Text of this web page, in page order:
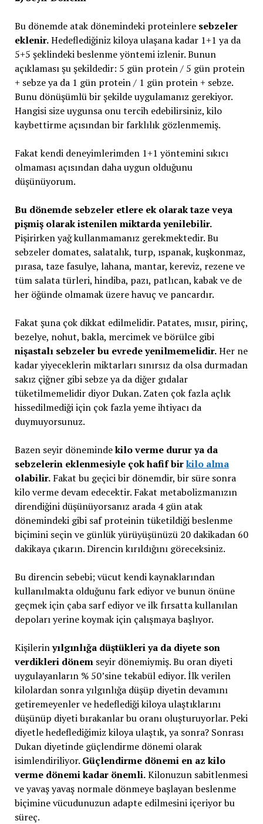
Bu dönemde atak dönemindeki proteinlere sebzeler
eklenir.Hedeflediğiniz kiloya ulaşana kadar 1+1 ya da
5+5 şeklindeki beslenme yöntemi izlenir. Bunun
açıklaması şu şekildedir: 5 gün protein / 5 gün protein
+ sebze ya da 1 gün protein / 1 gün protein + sebze.
Bunu dönüşümlü bir şekilde uygulamanız gerekiyor.
Hangisi size uygunsa onu tercih edebilirsiniz, kilo
kaybettirme açısından bir farklılık gözlenmemiş.
Fakat kendi deneyimlerimden 1+1 yöntemini sıkıcı
olmaması açısından daha uygun olduğunu
düşünüyorum.
Bu dönemde sebzeler etlere ek olarak taze veya
pişmiş olarak istenilen miktarda yenilebilir.
Pişirirken yağ kullanmamanız gerekmektedir. Bu
sebzeler domates, salatalık, turp, ıspanak, kuşkonmaz,
pırasa, taze fasulye, lahana, mantar, kereviz, rezene ve
tüm salata türleri, hindiba, pazı, patlıcan, kabak ve de
her öğünde olmamak üzere havuç ve pancardır.
Fakat şuna çok dikkat edilmelidir. Patates, mısır, pirinç,
bezelye, nohut, bakla, mercimek ve börülce gibi
nişastalı sebzeler bu evrede yenilmemelidir.Her ne
kadar yiyeceklerin miktarları sınırsız da olsa durmadan
sakız çiğner gibi sebze ya da diğer gıdalar
tüketilmemelidir diyor Dukan. Zaten çok fazla açlık
hissedilmediği için çok fazla yeme ihtiyacı da
duymuyorsunuz.
Bazen seyir dönemindekilo verme durur ya da
sebzelerin eklenmesiyle çok hafif birkilo alma
olabilir.Fakat bu geçici bir dönemdir, bir süre sonra
kilo verme devam edecektir. Fakat metabolizmanızın
direndiğini düşünüyorsanız arada 4 gün atak
dönemindeki gibi saf proteinin tüketildiği beslenme
biçimini seçin ve günlük yürüyüşünüzü 20 dakikadan 60
dakikaya çıkarın. Direncin kırıldığını göreceksiniz.
Bu direncin sebebi; vücut kendi kaynaklarından
kullanılmakta olduğunu fark ediyor ve bunun önüne
geçmek için çaba sarf ediyor ve ilk fırsatta kullanılan
depoları yerine koymak için çalışmaya başlıyor.
Kişilerinyılgınlığa düştükleri ya da diyete son
verdikleri dönemseyir dönemiymiş. Bu oran diyeti
uygulayanların % 50’sine tekabül ediyor. İlk verilen
kilolardan sonra yılgınlığa düşüp diyetin devamını
getiremeyenler ve hedeflediği kiloya ulaştıklarını
düşünüp diyeti bırakanlar bu oranı oluşturuyorlar. Peki
diyetle hedeflediğimiz kiloya ulaştık, ya sonra? Sonrası
Dukan diyetinde güçlendirme dönemi olarak
isimlendiriliyor. Güçlendirme dönemi en az kilo
verme dönemi kadar önemli.Kilonuzun sabitlenmesi
ve yavaş yavaş normale dönmeye başlayan beslenme
biçimine vücudunuzun adapte edilmesini içeriyor bu
süreç.